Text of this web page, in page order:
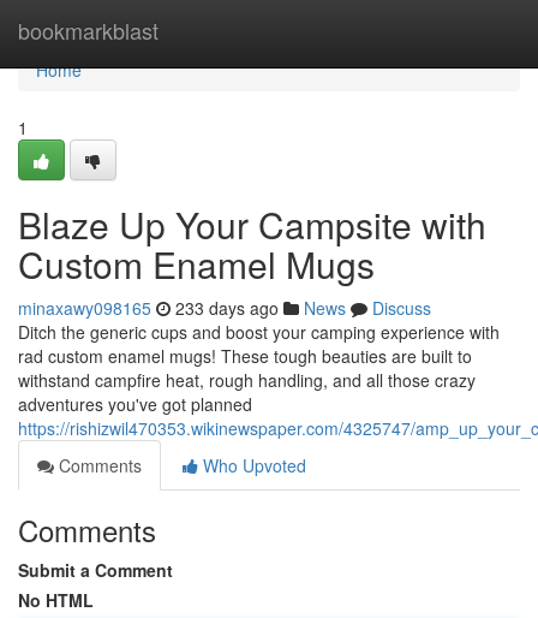
bookmarkblast
Home
Home
1
Blaze Up Your Campsite with
Custom Enamel Mugs
minaxawy098165 233 days ago News
Discuss
Ditch the generic cups and boost your camping experience with
rad custom enamel mugs! These tough beauties are built to
withstand campfire heat, rough handling, and all those crazy
adventures you've got planned
https://rishizwil470353.wikinewspaper.com/4325747/
Comments
Who Upvoted
Comments
Submit a Comment
No HTML